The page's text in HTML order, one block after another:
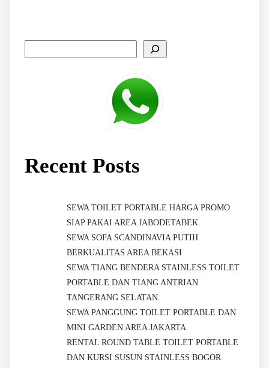
Recent Posts
SEWA TOILET PORTABLE HARGA PROMO
SIAP PAKAI AREA JABODETABEK.
SEWA SOFA SCANDINAVIA PUTIH
BERKUALITAS AREA BEKASI
SEWA TIANG BENDERA STAINLESS TOILET
PORTABLE DAN TIANG ANTRIAN
TANGERANG SELATAN.
SEWA PANGGUNG TOILET PORTABLE DAN
MINI GARDEN AREA JAKARTA
RENTAL ROUND TABLE TOILET PORTABLE
DAN KURSI SUSUN STAINLESS BOGOR.